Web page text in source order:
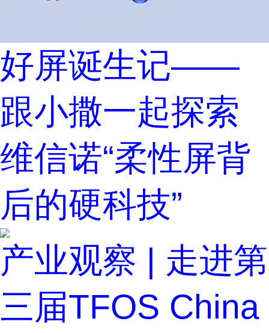
好屏诞生记——
跟小撒一起探索
维信诺“柔性屏背
后的硬科技”
产业观察 | 走进第
三届TFOS China